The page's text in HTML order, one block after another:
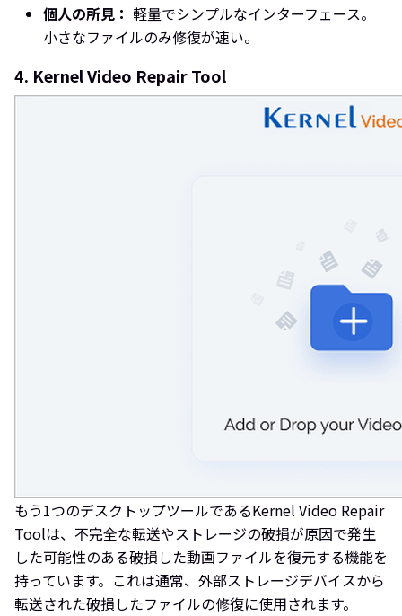
個人の所見： 軽量でシンプルなインターフェース。
小さなファイルのみ修復が速い。
4. Kernel Video Repair Tool
もう1つのデスクトップツールであるKernel Video Repair
Toolは、不完全な転送やストレージの破損が原因で発生
した可能性のある破損した動画ファイルを復元する機能を
持っています。これは通常、外部ストレージデバイスから
転送された破損したファイルの修復に使用されます。